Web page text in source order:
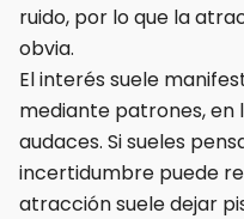
ruido, por lo que la
obvia.
El interés suele
mediante patrones, en
audaces. Si sueles
incertidumbre puede
atracción suele dejar